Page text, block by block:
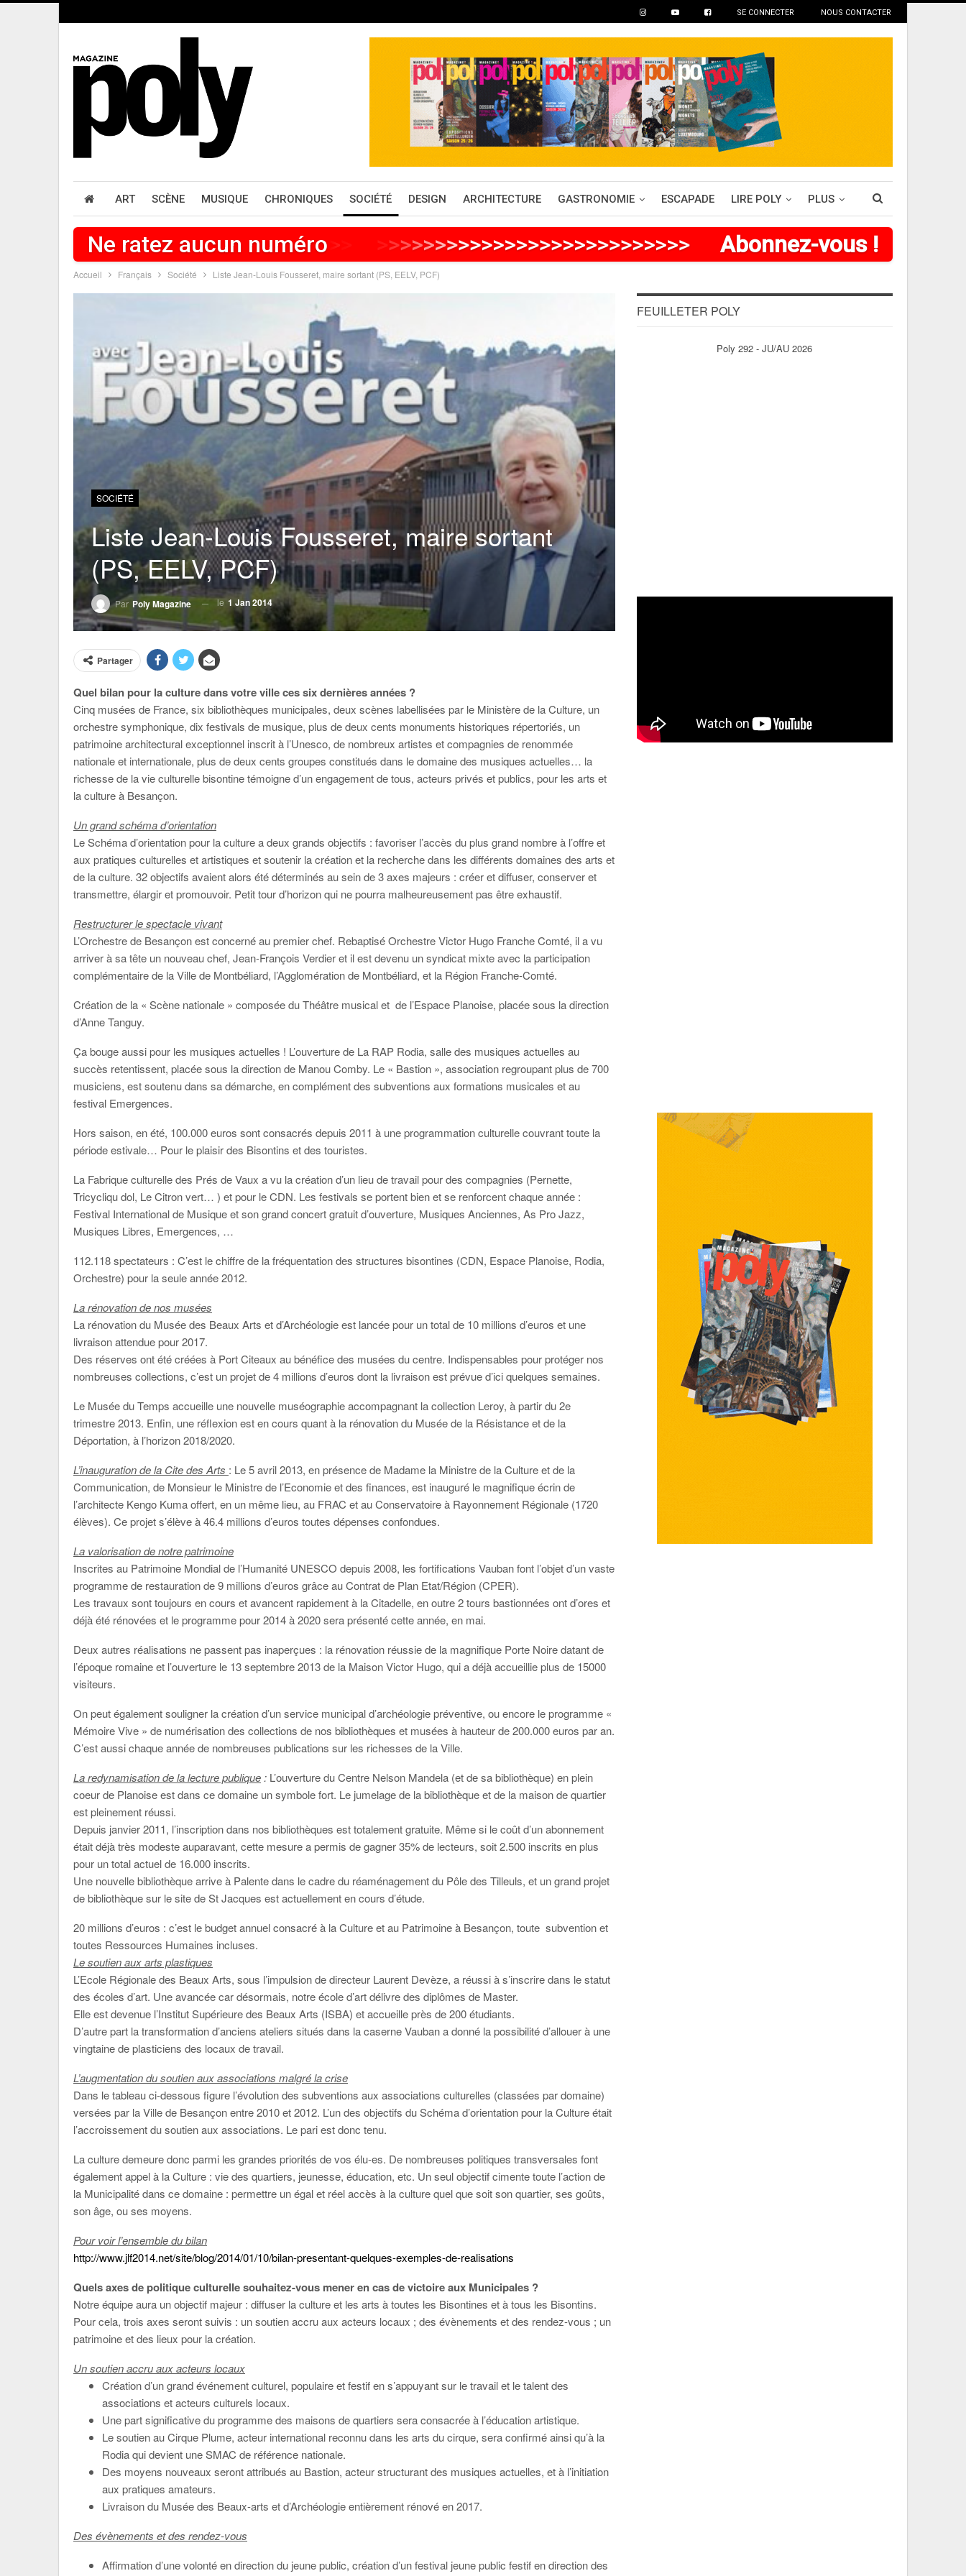
SE CONNECTER NOUS CONTACTER
ART SCÈNE MUSIQUE CHRONIQUES SOCIÉTÉ DESIGN ARCHITECTURE GASTRONOMIE ESCAPADE LIRE POLY PLUS
Ne ratez aucun numéro>> >>>>>>>>>>>>> >>>>>>>>>>>> Abonnez-vous !
Accueil Français Société Liste Jean-Louis Fousseret, maire sortant (PS, EELV, PCF)
SOCIÉTÉ
Liste Jean-Louis Fousseret, maire sortant
(PS, EELV, PCF)
Par Poly Magazine le 1 Jan 2014
Partager
Quel bilan pour la culture dans votre ville ces six dernières années ?
Cinq musées de France, six bibliothèques municipales, deux scènes labellisées par le Ministère de la Culture, un
orchestre symphonique, dix festivals de musique, plus de deux cents monuments historiques répertoriés, un
patrimoine architectural exceptionnel inscrit à l’Unesco, de nombreux artistes et compagnies de renommée
nationale et internationale, plus de deux cents groupes constitués dans le domaine des musiques actuelles… la
richesse de la vie culturelle bisontine témoigne d’un engagement de tous, acteurs privés et publics, pour les arts et
la culture à Besançon.
Un grand schéma d’orientation
Le Schéma d’orientation pour la culture a deux grands objectifs : favoriser l’accès du plus grand nombre à l’offre et
aux pratiques culturelles et artistiques et soutenir la création et la recherche dans les différents domaines des arts et
de la culture. 32 objectifs avaient alors été déterminés au sein de 3 axes majeurs : créer et diffuser, conserver et
transmettre, élargir et promouvoir. Petit tour d’horizon qui ne pourra malheureusement pas être exhaustif.
Restructurer le spectacle vivant
L’Orchestre de Besançon est concerné au premier chef. Rebaptisé Orchestre Victor Hugo Franche Comté, il a vu
arriver à sa tête un nouveau chef, Jean-François Verdier et il est devenu un syndicat mixte avec la participation
complémentaire de la Ville de Montbéliard, l’Agglomération de Montbéliard, et la Région Franche-Comté.
Création de la « Scène nationale » composée du Théâtre musical et de l’Espace Planoise, placée sous la direction
d’Anne Tanguy.
Ça bouge aussi pour les musiques actuelles ! L’ouverture de La RAP Rodia, salle des musiques actuelles au
succès retentissent, placée sous la direction de Manou Comby. Le « Bastion », association regroupant plus de 700
musiciens, est soutenu dans sa démarche, en complément des subventions aux formations musicales et au
festival Emergences.
Hors saison, en été, 100.000 euros sont consacrés depuis 2011 à une programmation culturelle couvrant toute la
période estivale… Pour le plaisir des Bisontins et des touristes.
La Fabrique culturelle des Prés de Vaux a vu la création d’un lieu de travail pour des compagnies (Pernette,
Tricycliqu dol, Le Citron vert… ) et pour le CDN. Les festivals se portent bien et se renforcent chaque année :
Festival International de Musique et son grand concert gratuit d’ouverture, Musiques Anciennes, As Pro Jazz,
Musiques Libres, Emergences, …
112.118 spectateurs : C’est le chiffre de la fréquentation des structures bisontines (CDN, Espace Planoise, Rodia,
Orchestre) pour la seule année 2012.
La rénovation de nos musées
La rénovation du Musée des Beaux Arts et d’Archéologie est lancée pour un total de 10 millions d’euros et une
livraison attendue pour 2017.
Des réserves ont été créées à Port Citeaux au bénéfice des musées du centre. Indispensables pour protéger nos
nombreuses collections, c’est un projet de 4 millions d’euros dont la livraison est prévue d’ici quelques semaines.
Le Musée du Temps accueille une nouvelle muséographie accompagnant la collection Leroy, à partir du 2e
trimestre 2013. Enfin, une réflexion est en cours quant à la rénovation du Musée de la Résistance et de la
Déportation, à l’horizon 2018/2020.
L’inauguration de la Cite des Arts : Le 5 avril 2013, en présence de Madame la Ministre de la Culture et de la
Communication, de Monsieur le Ministre de l’Economie et des finances, est inauguré le magnifique écrin de
l’architecte Kengo Kuma offert, en un même lieu, au FRAC et au Conservatoire à Rayonnement Régionale (1720
élèves). Ce projet s’élève à 46.4 millions d’euros toutes dépenses confondues.
La valorisation de notre patrimoine
Inscrites au Patrimoine Mondial de l’Humanité UNESCO depuis 2008, les fortifications Vauban font l’objet d’un vaste
programme de restauration de 9 millions d’euros grâce au Contrat de Plan Etat/Région (CPER).
Les travaux sont toujours en cours et avancent rapidement à la Citadelle, en outre 2 tours bastionnées ont d’ores et
déjà été rénovées et le programme pour 2014 à 2020 sera présenté cette année, en mai.
Deux autres réalisations ne passent pas inaperçues : la rénovation réussie de la magnifique Porte Noire datant de
l’époque romaine et l’ouverture le 13 septembre 2013 de la Maison Victor Hugo, qui a déjà accueillie plus de 15000
visiteurs.
On peut également souligner la création d’un service municipal d’archéologie préventive, ou encore le programme «
Mémoire Vive » de numérisation des collections de nos bibliothèques et musées à hauteur de 200.000 euros par an.
C’est aussi chaque année de nombreuses publications sur les richesses de la Ville.
La redynamisation de la lecture publique : L’ouverture du Centre Nelson Mandela (et de sa bibliothèque) en plein
coeur de Planoise est dans ce domaine un symbole fort. Le jumelage de la bibliothèque et de la maison de quartier
est pleinement réussi.
Depuis janvier 2011, l’inscription dans nos bibliothèques est totalement gratuite. Même si le coût d’un abonnement
était déjà très modeste auparavant, cette mesure a permis de gagner 35% de lecteurs, soit 2.500 inscrits en plus
pour un total actuel de 16.000 inscrits.
Une nouvelle bibliothèque arrive à Palente dans le cadre du réaménagement du Pôle des Tilleuls, et un grand projet
de bibliothèque sur le site de St Jacques est actuellement en cours d’étude.
20 millions d’euros : c’est le budget annuel consacré à la Culture et au Patrimoine à Besançon, toute subvention et
toutes Ressources Humaines incluses.
Le soutien aux arts plastiques
L’Ecole Régionale des Beaux Arts, sous l’impulsion de directeur Laurent Devèze, a réussi à s’inscrire dans le statut
des écoles d’art. Une avancée car désormais, notre école d’art délivre des diplômes de Master.
Elle est devenue l’Institut Supérieure des Beaux Arts (ISBA) et accueille près de 200 étudiants.
D’autre part la transformation d’anciens ateliers situés dans la caserne Vauban a donné la possibilité d’allouer à une
vingtaine de plasticiens des locaux de travail.
L’augmentation du soutien aux associations malgré la crise
Dans le tableau ci-dessous figure l’évolution des subventions aux associations culturelles (classées par domaine)
versées par la Ville de Besançon entre 2010 et 2012. L’un des objectifs du Schéma d’orientation pour la Culture était
l’accroissement du soutien aux associations. Le pari est donc tenu.
La culture demeure donc parmi les grandes priorités de vos élu-es. De nombreuses politiques transversales font
également appel à la Culture : vie des quartiers, jeunesse, éducation, etc. Un seul objectif cimente toute l’action de
la Municipalité dans ce domaine : permettre un égal et réel accès à la culture quel que soit son quartier, ses goûts,
son âge, ou ses moyens.
Pour voir l’ensemble du bilan
http://www.jlf2014.net/site/blog/2014/01/10/bilan-presentant-quelques-exemples-de-realisations
Quels axes de politique culturelle souhaitez-vous mener en cas de victoire aux Municipales ?
Notre équipe aura un objectif majeur : diffuser la culture et les arts à toutes les Bisontines et à tous les Bisontins.
Pour cela, trois axes seront suivis : un soutien accru aux acteurs locaux ; des évènements et des rendez-vous ; un
patrimoine et des lieux pour la création.
Un soutien accru aux acteurs locaux
Création d’un grand événement culturel, populaire et festif en s’appuyant sur le travail et le talent des
associations et acteurs culturels locaux.
Une part significative du programme des maisons de quartiers sera consacrée à l’éducation artistique.
Le soutien au Cirque Plume, acteur international reconnu dans les arts du cirque, sera confirmé ainsi qu’à la
Rodia qui devient une SMAC de référence nationale.
Des moyens nouveaux seront attribués au Bastion, acteur structurant des musiques actuelles, et à l’initiation
aux pratiques amateurs.
Livraison du Musée des Beaux-arts et d’Archéologie entièrement rénové en 2017.
Des évènements et des rendez-vous
Affirmation d’une volonté en direction du jeune public, création d’un festival jeune public festif en direction des
FEUILLETER POLY
Poly 292 - JU/AU 2026